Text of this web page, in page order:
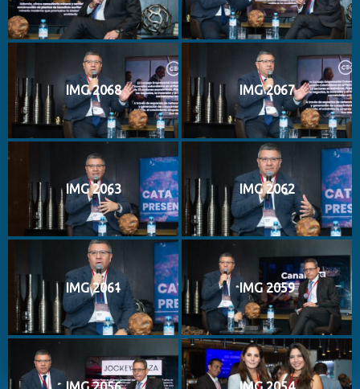
IMG 2068 IMG 2067
IMG 2063 IMG 2062
IMG 2061 IMG 2059